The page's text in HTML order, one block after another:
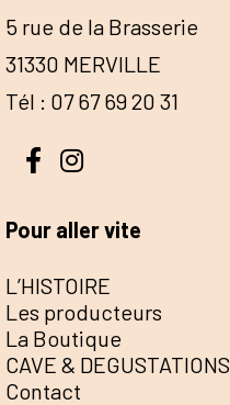
5 rue de la Brasserie
31330 MERVILLE
Tél : 07 67 69 20 31
Pour aller vite
L’HISTOIRE
Les producteurs
La Boutique
CAVE & DEGUSTATIONS
Contact